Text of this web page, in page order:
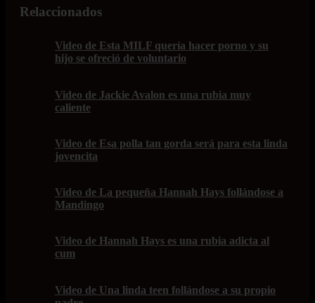
Relaccionados
Video de Esta MILF quería hacer porno y su
hijo se ofreció de voluntario
Video de Jackie Avalon es una rubia muy
caliente
Video de Esa polla tan gorda será para esta linda
jovencita
Video de La pequeña Hannah Hays follándose a
Mandingo
Video de Hannah Hays es una rubia adicta al
cum
Video de Una linda teen follándose a su propio